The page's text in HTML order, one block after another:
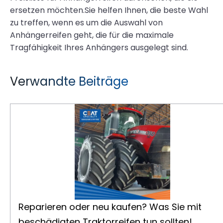
ersetzen möchten.Sie helfen Ihnen, die beste Wahl
zu treffen, wenn es um die Auswahl von
Anhängerreifen geht, die für die maximale
Tragfähigkeit Ihres Anhängers ausgelegt sind.
Verwandte Beiträge
Reparieren oder neu kaufen? Was Sie mit